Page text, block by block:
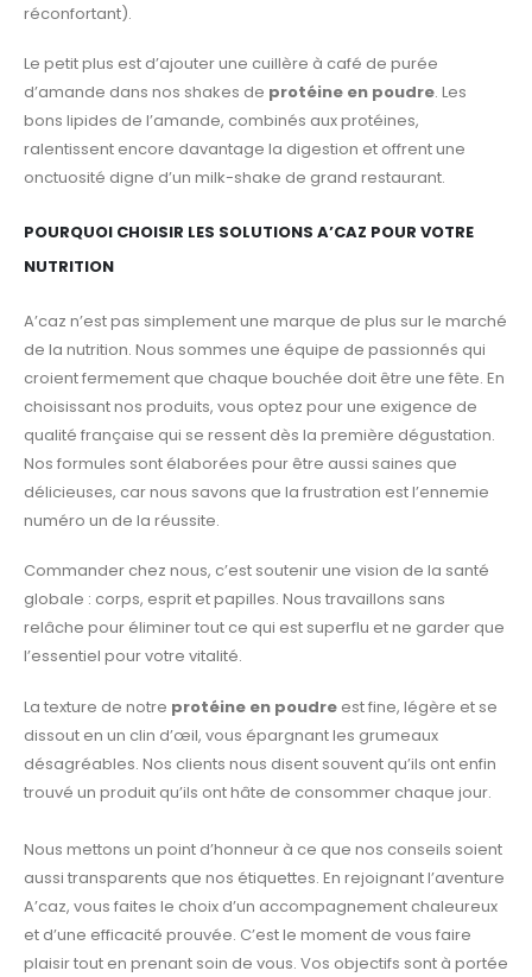
réconfortant).
Le petit plus est d’ajouter une cuillère à café de purée
d’amande dans nos shakes de protéine en poudre. Les
bons lipides de l’amande, combinés aux protéines,
ralentissent encore davantage la digestion et offrent une
onctuosité digne d’un milk-shake de grand restaurant.
POURQUOI CHOISIR LES SOLUTIONS A’CAZ POUR VOTRE
NUTRITION
A’caz n’est pas simplement une marque de plus sur le marché
de la nutrition. Nous sommes une équipe de passionnés qui
croient fermement que chaque bouchée doit être une fête. En
choisissant nos produits, vous optez pour une exigence de
qualité française qui se ressent dès la première dégustation.
Nos formules sont élaborées pour être aussi saines que
délicieuses, car nous savons que la frustration est l’ennemie
numéro un de la réussite.
Commander chez nous, c’est soutenir une vision de la santé
globale : corps, esprit et papilles. Nous travaillons sans
relâche pour éliminer tout ce qui est superflu et ne garder que
l’essentiel pour votre vitalité.
La texture de notre protéine en poudre est fine, légère et se
dissout en un clin d’œil, vous épargnant les grumeaux
désagréables. Nos clients nous disent souvent qu’ils ont enfin
trouvé un produit qu’ils ont hâte de consommer chaque jour.
Nous mettons un point d’honneur à ce que nos conseils soient
aussi transparents que nos étiquettes. En rejoignant l’aventure
A’caz, vous faites le choix d’un accompagnement chaleureux
et d’une efficacité prouvée. C’est le moment de vous faire
plaisir tout en prenant soin de vous. Vos objectifs sont à portée